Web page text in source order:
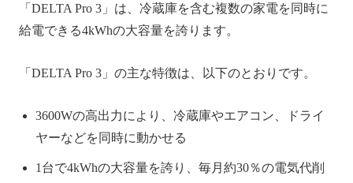
「DELTA Pro 3」は、冷蔵庫を含む複数の家電を同時に
給電できる4kWhの大容量を誇ります。
「DELTA Pro 3」の主な特徴は、以下のとおりです。
3600Wの高出力により、冷蔵庫やエアコン、ドライ
ヤーなどを同時に動かせる
1台で4kWhの大容量を誇り、毎月約30％の電気代削